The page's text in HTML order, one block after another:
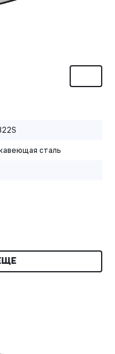
сталь